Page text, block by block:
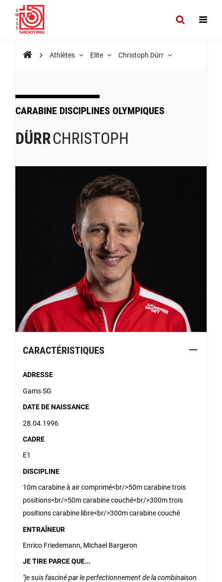
Athlètes Elite Christoph Dürr
CARABINE DISCIPLINES OLYMPIQUES
DÜRRCHRISTOPH
CARACTÉRISTIQUES
ADRESSE
Gams SG
DATE DE NAISSANCE
28.04.1996
CADRE
E1
DISCIPLINE
10m carabine à air comprimé<br/>50m carabine trois
positions<br/>50m carabine couché<br/>300m trois
positions carabine libre<br/>300m carabine couché
ENTRAÎNEUR
Enrico Friedemann, Michael Bargeron
JE TIRE PARCE QUE...
je suis fasciné par le perfectionnement de la combinaison